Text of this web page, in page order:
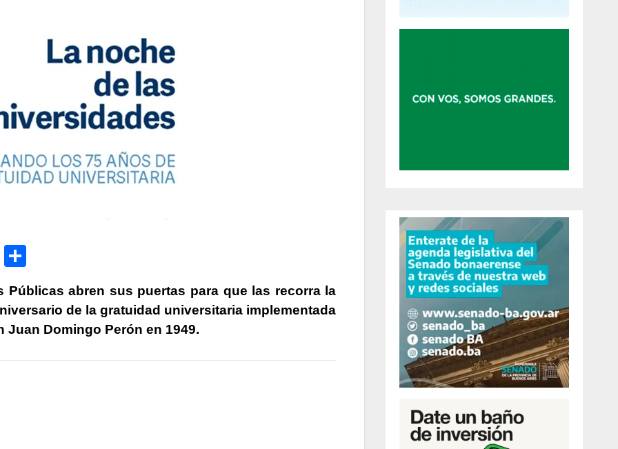
P
m
p
tir
Públicas abren sus puertas para que las recorra la
de la gratuidad universitaria implementada
Domingo Perón en 1949.